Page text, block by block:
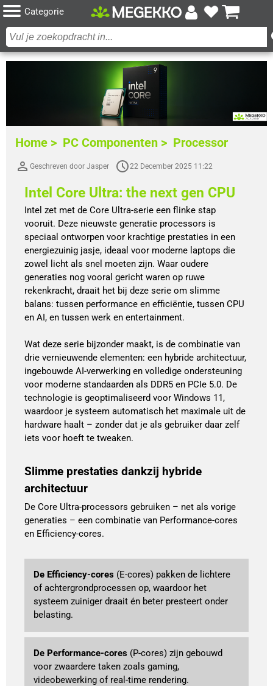
Categorie
Home > PC Componenten > Processor
Geschreven door Jasper 22 December 2025 11:22
Intel zet met de Core Ultra-serie een flinke stap
vooruit. Deze nieuwste generatie processors is
speciaal ontworpen voor krachtige prestaties in een
energiezuinig jasje, ideaal voor moderne laptops die
zowel licht als snel moeten zijn. Waar oudere
generaties nog vooral gericht waren op ruwe
rekenkracht, draait het bij deze serie om slimme
balans: tussen performance en efficiëntie, tussen CPU
en AI, en tussen werk en entertainment.
Wat deze serie bijzonder maakt, is de combinatie van
drie vernieuwende elementen: een hybride architectuur,
ingebouwde AI-verwerking en volledige ondersteuning
voor moderne standaarden als DDR5 en PCIe 5.0. De
technologie is geoptimaliseerd voor Windows 11,
waardoor je systeem automatisch het maximale uit de
hardware haalt – zonder dat je als gebruiker daar zelf
iets voor hoeft te tweaken.
Intel Core Ultra: the next gen CPU
Slimme prestaties dankzij hybride
architectuur
De Core Ultra-processors gebruiken – net als vorige
generaties – een combinatie van Performance-cores
en Efficiency-cores.
De Performance-cores (P-cores) zijn gebouwd
voor zwaardere taken zoals gaming,
videobewerking of real-time rendering.
De Efficiency-cores (E-cores) pakken de lichtere
of achtergrondprocessen op, waardoor het
systeem zuiniger draait én beter presteert onder
belasting.